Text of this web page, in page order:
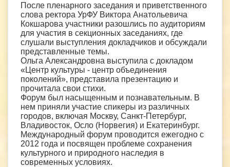
После пленарного заседания и приветственного
слова ректора УрФУ Виктора Анатольевича
Кокшарова участники разошлись по аудиториям
для участия в секционных заседаниях, где
слушали выступления докладчиков и обсуждали
представленные темы.
Ольга Александровна выступила с докладом
«Центр культуры - центр объединения
поколений», представила презентацию и
прочитала свои стихи.
Форум был насыщенным и познавательным. В
нем приняли участие спикеры из различных
городов, включая Москву, Санкт-Петербург,
Владивосток, Осло (Норвегия) и Екатеринбург.
Международный форум проводится ежегодно с
2012 года и посвящен проблеме сохранения
культурного и природного наследия в
современных условиях.